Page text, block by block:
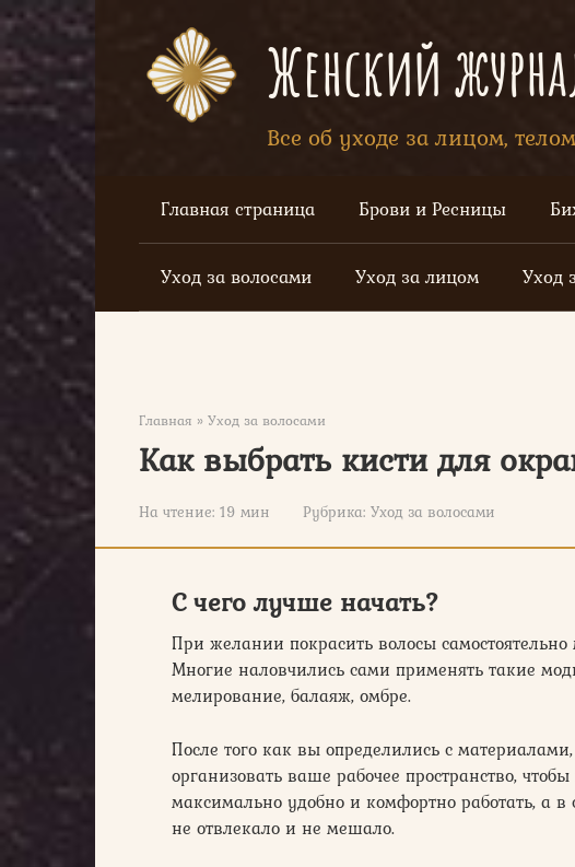
Перейти
к
контенту
Женский
Все об уходе за лицом,
Главная страница Брови и Ресницы
Уход за волосами Уход за лицом Уход
Главная » Уход за волосами
Как выбрать кисти для
На чтение: 19 мин Рубрика: Уход за волосами
С чего лучше начать?
При желании покрасить волосы
Многие наловчились сами применять такие
мелирование, балаяж, омбре.
После того как вы определились с
организовать ваше рабочее пространство,
максимально удобно и комфортно работать, а
не отвлекало и не мешало.